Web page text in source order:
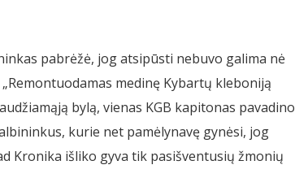
pabrėžė, jog atsipūsti nebuvo galima nė
medinę Kybartų kleboniją
bylą, vienas KGB kapitonas pavadino
kurie net pamėlynavę gynėsi, jog
Kronika išliko gyva tik pasišventusių žmonių